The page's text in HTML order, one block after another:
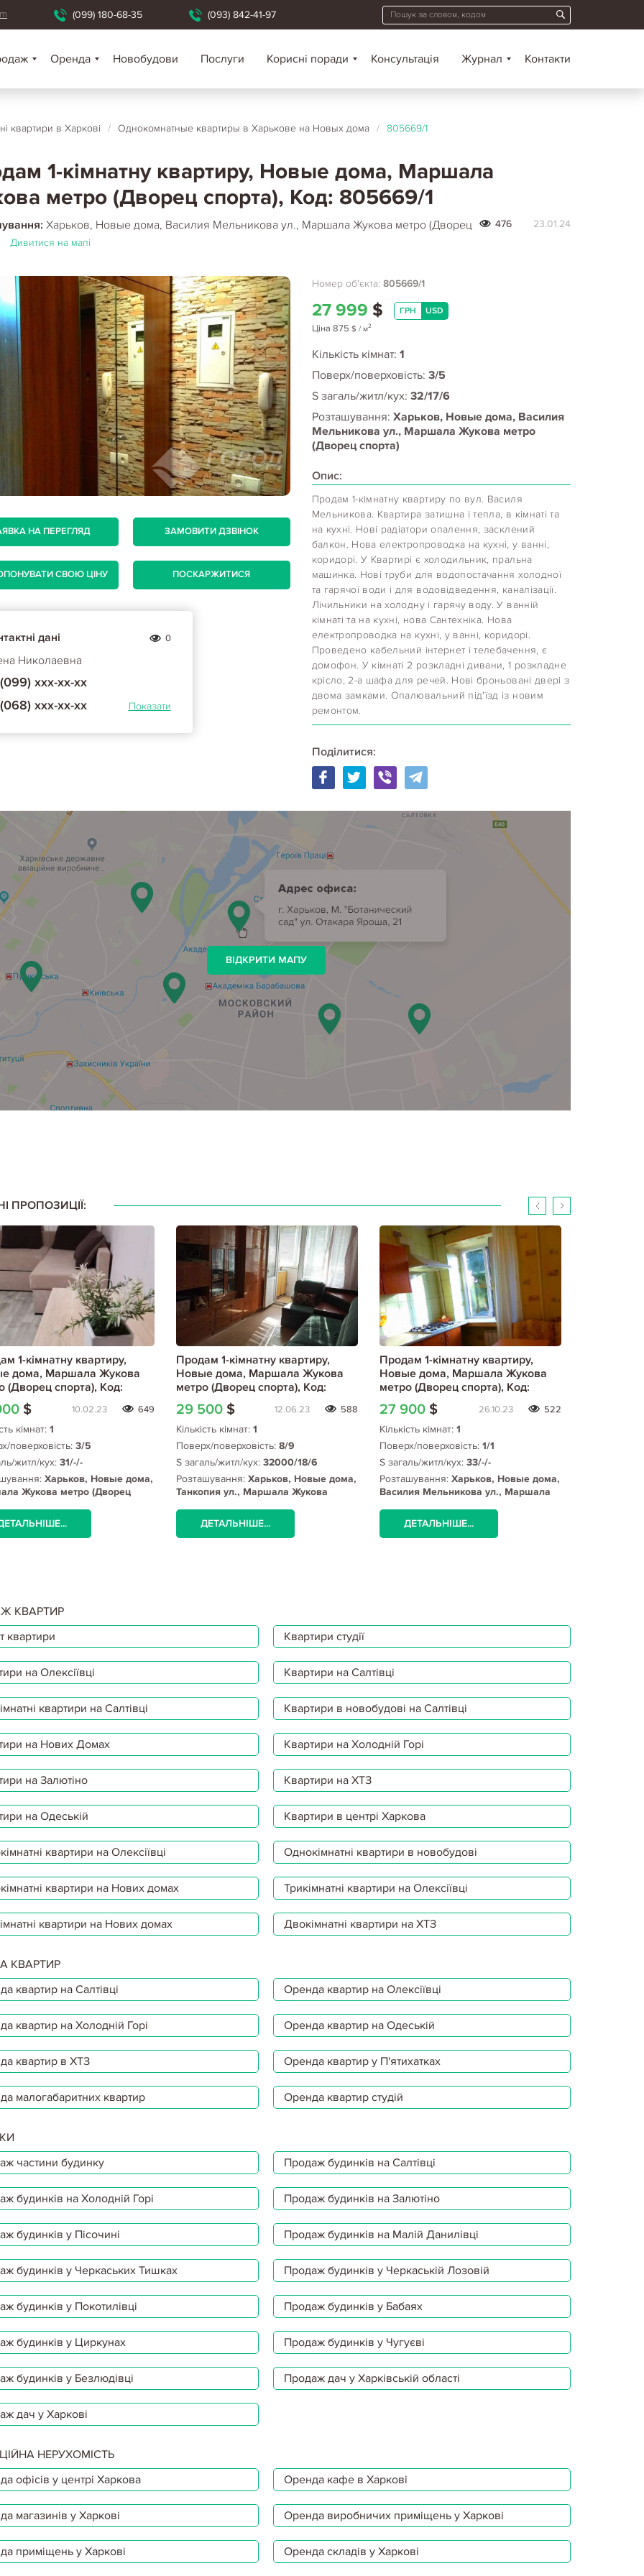
(099) 180-68-35 (093) 842-41-97
Оренда Новобудови Послуги Корисні поради Консультація Журнал Контакти
квартири в Харкові / Однокомнатные квартиры в Харькове на Новых дома / 805669/1
1-кімнатну квартиру, Новые дома, Маршала
метро (Дворец спорта), Код: 805669/1
Харьков, Новые дома, Василия Мельникова ул., Маршала Жукова метро (Дворец
Дивитися на мапі
476 23.01.24
НА ПЕРЕГЛЯД ЗАМОВИТИ ДЗВІНОК
СВОЮ ЦІНУ ПОСКАРЖИТИСЯ
дані 0
Николаевна
(099) ххх-хх-хх
(068) ххх-хх-хх
Показати
Номер об'єкта: 805669/1
27 999 $ ГРН USD
Ціна 875 $ / м2
Кількість кімнат: 1
Поверх/поверховість: 3/5
S загаль/житл/кух: 32/17/6
Розташування: Харьков, Новые дома, Василия
Мельникова ул., Маршала Жукова метро
(Дворец спорта)
Опис:
Продам 1-кімнатну квартиру по вул. Василя
Мельникова. Квартира затишна і тепла, в кімнаті та
на кухні. Нові радіатори опалення, засклений
балкон. Нова електропроводка на кухні, у ванні,
коридорі. У Квартирі є холодильник, пральна
машинка. Нові труби для водопостачання холодної
та гарячої води і для водовідведення, каналізації.
Лічильники на холодну і гарячу воду. У ванній
кімнаті та на кухні, нова Сантехніка. Нова
електропроводка на кухні, у ванні, коридорі.
Проведено кабельний інтернет і телебачення, є
домофон. У кімнаті 2 розкладні дивани, 1 розкладне
крісло, 2-а шафа для речей. Нові броньовані двері з
двома замками. Опалювальний під'їзд із новим
ремонтом.
Поділитися:
ВІДКРИТИ МАПУ
ПРОПОЗИЦІЇ:
1-кімнатну квартиру,
дома, Маршала Жукова
(Дворец спорта), Код:
2$ 10.02.23 649
кімнат: 1
поверховість: 3/5
житл/кух: 31/-/-
Харьков, Новые дома,
Жукова метро (Дворец
Продам 1-кімнатну квартиру,
Новые дома, Маршала Жукова
метро (Дворец спорта), Код:
800648/1
29 500 $ 12.06.23 588
Кількість кімнат: 1
Поверх/поверховість: 8/9
S загаль/житл/кух: 32000/18/6
Розташування: Харьков, Новые дома,
Танкопия ул., Маршала Жукова
ДЕТАЛЬНІШЕ...
Продам 1-кімнатну квартиру,
Новые дома, Маршала Жукова
метро (Дворец спорта), Код:
629024/4
27 900 $ 26.10.23 522
Кількість кімнат: 1
Поверх/поверховість: 1/1
S загаль/житл/кух: 33/-/-
Розташування: Харьков, Новые дома,
Василия Мельникова ул., Маршала
ДЕТАЛЬНІШЕ...
КВАРТИР
квартири
Квартири студії
на Олексіївці Квартири на Салтівці
квартири на Салтівці Квартири в новобудові на Салтівці
на Нових Домах Квартири на Холодній Горі
на Залютіно Квартири на ХТЗ
на Одеській Квартири в центрі Харкова
квартири на Олексіївці Однокімнатні квартири в новобудові
квартири на Нових домах Трикімнатні квартири на Олексіївці
квартири на Нових домах Двокімнатні квартири на ХТЗ
КВАРТИР
квартир на Салтівці
Оренда квартир на Олексіївці
квартир на Холодній Горі Оренда квартир на Одеській
квартир в ХТЗ Оренда квартир у П'ятихатках
малогабаритних квартир Оренда квартир студій
частини будинку
Продаж будинків на Салтівці
будинків на Холодній Горі Продаж будинків на Залютіно
будинків у Пісочині Продаж будинків на Малій Данилівці
будинків у Черкаських Тишках Продаж будинків у Черкаській Лозовій
будинків у Покотилівці Продаж будинків у Бабаях
будинків у Циркунах Продаж будинків у Чугуєві
будинків у Безлюдівці Продаж дач у Харківській області
дач у Харкові
НЕРУХОМІСТЬ
офісів у центрі Харкова
Оренда кафе в Харкові
магазинів у Харкові Оренда виробничих приміщень у Харкові
приміщень у Харкові Оренда складів у Харкові